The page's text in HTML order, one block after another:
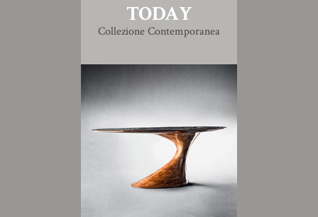
TODAY
Collezione Contemporanea